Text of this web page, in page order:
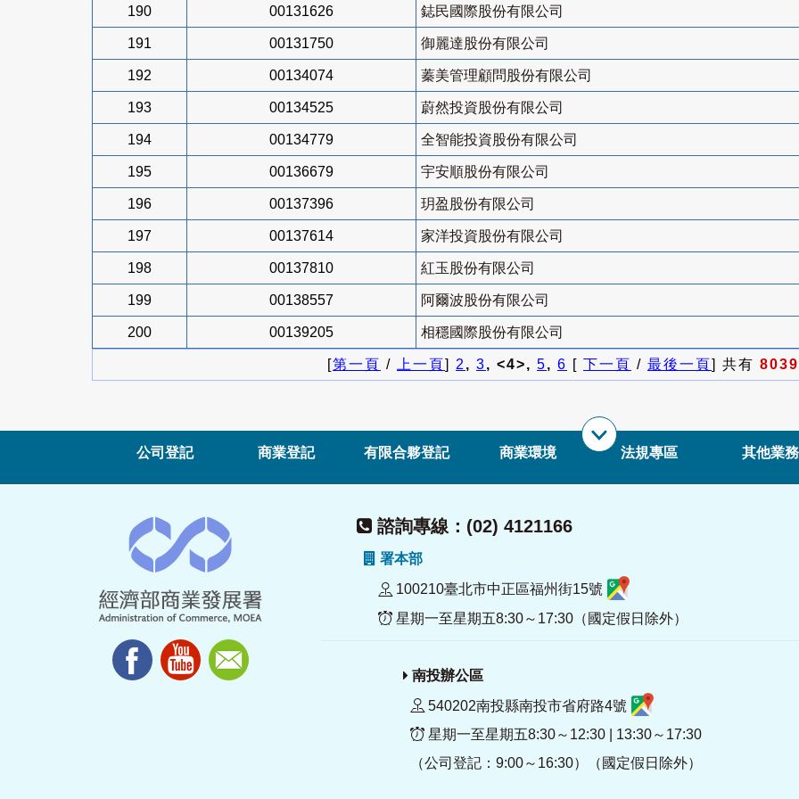
190 00131626 鋕民國際股份有限公司
191 00131750 御麗達股份有限公司
192 00134074 蓁美管理顧問股份有限公司
193 00134525 蔚然投資股份有限公司
194 00134779 全智能投資股份有限公司
195 00136679 宇安順股份有限公司
196 00137396 玥盈股份有限公司
197 00137614 家洋投資股份有限公司
198 00137810 紅玉股份有限公司
199 00138557 阿爾波股份有限公司
200 00139205 相穩國際股份有限公司
[第一頁 / 上一頁] 2, 3, <4>, 5, 6 [ 下一頁 / 最後一頁] 共有 8039
公司登記 商業登記 有限合夥登記 商業環境 法規專區 其他業務
諮詢專線：(02) 4121166
署本部
100210臺北市中正區福州街15號
星期一至星期五8:30～17:30（國定假日除外）
南投辦公區
540202南投縣南投市省府路4號
星期一至星期五8:30～12:30 | 13:30～17:30
（公司登記：9:00～16:30）（國定假日除外）